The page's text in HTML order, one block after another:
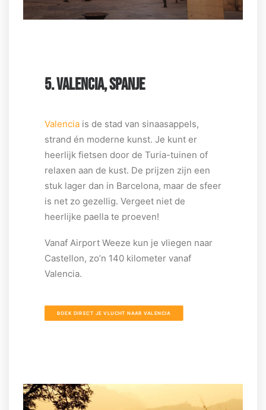
5. VALENCIA, SPANJE
Valencia is de stad van sinaasappels,
strand én moderne kunst. Je kunt er
heerlijk fietsen door de Turia-tuinen of
relaxen aan de kust. De prijzen zijn een
stuk lager dan in Barcelona, maar de sfeer
is net zo gezellig. Vergeet niet de
heerlijke paella te proeven!
Vanaf Airport Weeze kun je vliegen naar
Castellon, zo’n 140 kilometer vanaf
Valencia.
BOEK DIRECT JE VLUCHT NAAR VALENCIA